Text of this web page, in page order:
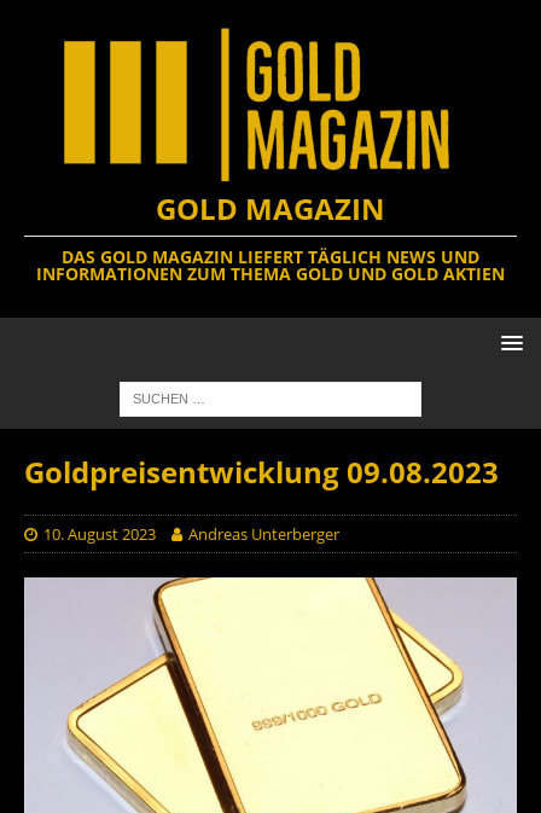
GOLD MAGAZIN
DAS GOLD MAGAZIN LIEFERT TÄGLICH NEWS UND
INFORMATIONEN ZUM THEMA GOLD UND GOLD AKTIEN
Goldpreisentwicklung 09.08.2023
10. August 2023 Andreas Unterberger